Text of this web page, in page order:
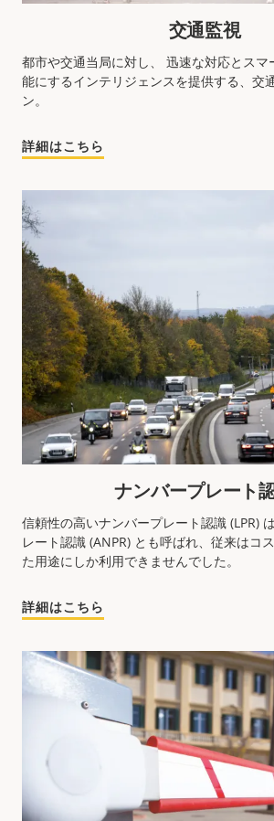
交通監視
都市や交通当局に対し、 迅速な対応とスマ
能にするインテリジェンスを提供する、交
ン。
詳細はこちら
ナンバープレート
信頼性の高いナンバープレート認識 (LPR)
レート認識 (ANPR) とも呼ばれ、従来はコ
た用途にしか利用できませんでした。
詳細はこちら